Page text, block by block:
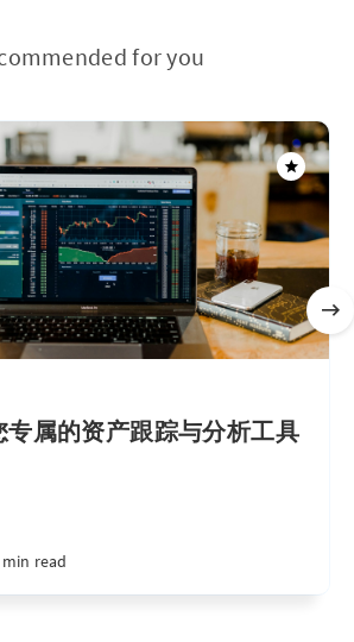
for you
专属的资产跟踪与分析工具
min read